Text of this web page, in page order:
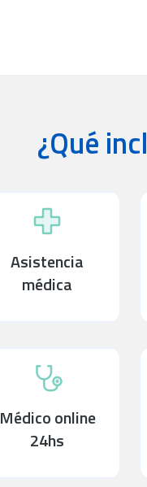
¿Qué
Asistencia
médica
Médico online
24hs